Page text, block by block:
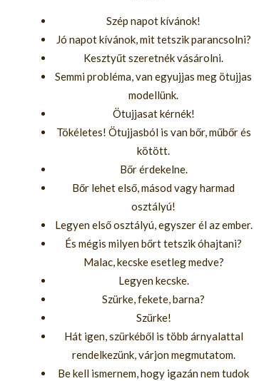
Szép napot kívánok!
Jó napot kívánok, mit tetszik parancsolni?
Kesztyűt szeretnék vásárolni.
Semmi probléma, van egyujjas meg ötujjas
modellünk.
Ötujjasat kérnék!
Tökéletes! Ötujjasból is van bőr, műbőr és
kötött.
Bőr érdekelne.
Bőr lehet első, másod vagy harmad
osztályú!
Legyen első osztályú, egyszer él az ember.
És mégis milyen bőrt tetszik óhajtani?
Malac, kecske esetleg medve?
Legyen kecske.
Szürke, fekete, barna?
Szürke!
Hát igen, szürkéből is több árnyalattal
rendelkezünk, várjon megmutatom.
Be kell ismernem, hogy igazán nem tudok